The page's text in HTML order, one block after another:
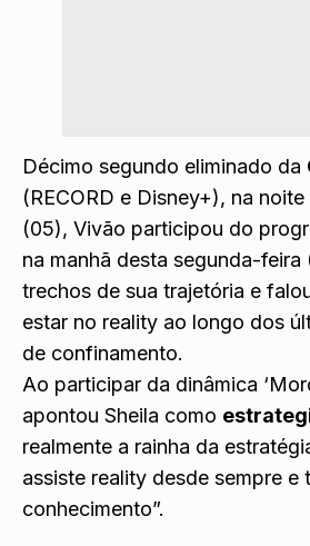
Décimo segundo eliminado da
(RECORD e Disney+), na
(05), Vivão participou do
na manhã desta segunda-feira
trechos de sua trajetória e
estar no reality ao longo dos
de confinamento.
Ao participar da dinâmica
apontou Sheila como
realmente a rainha da
assiste reality desde sempre e
conhecimento”.